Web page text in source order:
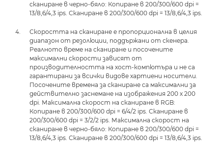
сканиране в черно-бяло: Копиране в 200/300/600 dpi =
13/8,6/4,3 ips. Сканиране в 200/300/600 dpi = 13/8,6/4,3 ips.
Скоростта на сканиране е пропорционална в целия
диапазон от резолюции, поддържани от скенера.
Реалното време на сканиране и посочените
максимални скорости зависят от
производителността на хост-компютъра и не са
гарантирани за всички видове хартиени носители.
Посочените времена за сканиране са максимални за
действително заснемане на изображения 200 x 200
dpi. Максимална скорост на сканиране в RGB:
Копиране в 200/300/600 dpi = 6/4/2 ips. Сканиране в
200/300/600 dpi = 3/2/2 ips. Максимална скорост на
сканиране в черно-бяло: Копиране в 200/300/600 dpi =
13/8,6/4,3 ips. Сканиране в 200/300/600 dpi = 13/8,6/4,3 ips.